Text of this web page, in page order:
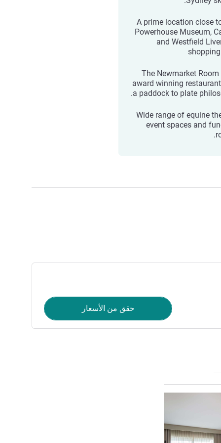
A prime location close
Powerhouse Museum,
and Westfield
The Newmarket Room
award winning
a paddock to plate
Wide range of equine
event spaces and
حقق من الأسعار